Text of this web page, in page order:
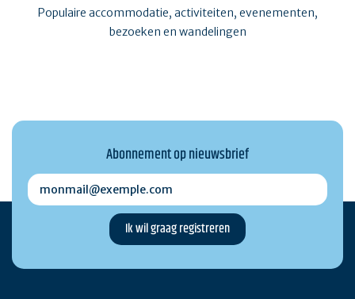
Populaire accommodatie, activiteiten, evenementen,
bezoeken en wandelingen
Abonnement op nieuwsbrief
monmail@exemple.com